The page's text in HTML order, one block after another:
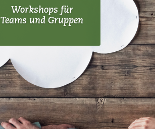
Workshops für
Teams und Gruppen